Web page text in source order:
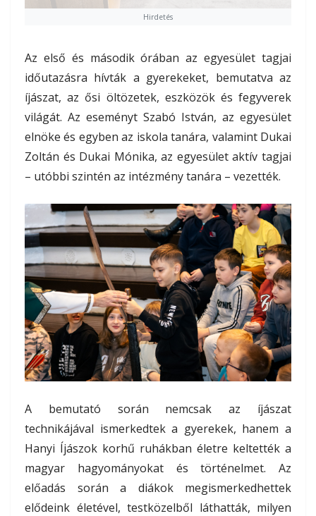
Hirdetés
Az első és második órában az egyesület tagjai
időutazásra hívták a gyerekeket, bemutatva az
íjászat, az ősi öltözetek, eszközök és fegyverek
világát. Az eseményt Szabó István, az egyesület
elnöke és egyben az iskola tanára, valamint Dukai
Zoltán és Dukai Mónika, az egyesület aktív tagjai
– utóbbi szintén az intézmény tanára – vezették.
A bemutató során nemcsak az íjászat
technikájával ismerkedtek a gyerekek, hanem a
Hanyi Íjászok korhű ruhákban életre keltették a
magyar hagyományokat és történelmet. Az
előadás során a diákok megismerkedhettek
elődeink életével, testközelből láthatták, milyen